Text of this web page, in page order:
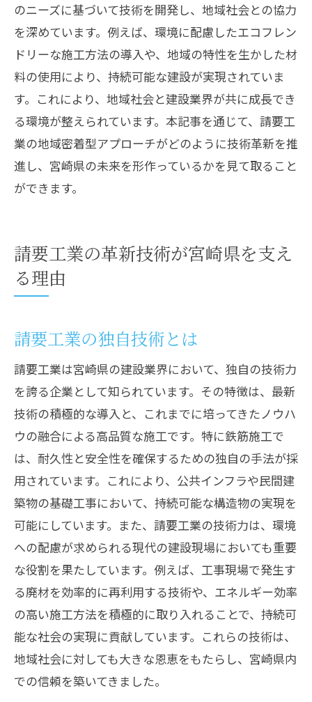
のニーズに基づいて技術を開発し、地域社会との協力
を深めています。例えば、環境に配慮したエコフレン
ドリーな施工方法の導入や、地域の特性を生かした材
料の使用により、持続可能な建設が実現されていま
す。これにより、地域社会と建設業界が共に成長でき
る環境が整えられています。本記事を通じて、請要工
業の地域密着型アプローチがどのように技術革新を推
進し、宮崎県の未来を形作っているかを見て取ること
ができます。
請要工業の革新技術が宮崎県を支え
る理由
請要工業の独自技術とは
請要工業は宮崎県の建設業界において、独自の技術力
を誇る企業として知られています。その特徴は、最新
技術の積極的な導入と、これまでに培ってきたノウハ
ウの融合による高品質な施工です。特に鉄筋施工で
は、耐久性と安全性を確保するための独自の手法が採
用されています。これにより、公共インフラや民間建
築物の基礎工事において、持続可能な構造物の実現を
可能にしています。また、請要工業の技術力は、環境
への配慮が求められる現代の建設現場においても重要
な役割を果たしています。例えば、工事現場で発生す
る廃材を効率的に再利用する技術や、エネルギー効率
の高い施工方法を積極的に取り入れることで、持続可
能な社会の実現に貢献しています。これらの技術は、
地域社会に対しても大きな恩恵をもたらし、宮崎県内
での信頼を築いてきました。